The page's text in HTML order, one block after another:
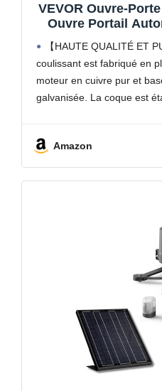
VEVOR Ouvre-
Ouvre Portail
Télécommandes et
de Portail
Kit Système
【HAUTE QUALITÉ ET
coulissant est fabriqué en
moteur en cuivre pur et
galvanisée. La coque est
Amazon